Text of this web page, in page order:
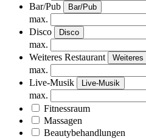
Bar/Pub
Bar/Pub
max.
Disco
Disco
max.
Weiteres Restaurant
Weiteres
max.
Live-Musik
Live-Musik
max.
Fitnessraum
Massagen
Beautybehandlungen